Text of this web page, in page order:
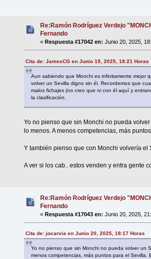
Re:Ramón Rodríguez Verdejo
Fernando
« Respuesta #17042 en: Junio 20, 2025,
Cita de: JamesCG en Junio 19, 2025, 18:21 Horas
Aun sabiendo que Monchi es infinitamente mejor
volver un Sevilla digno sin él. Recordemos que
malos fichajes (no creo que ni con él aquí y
la clasificación.
Yo no pienso que sin Monchi no pueda
lo menos. A menos competencias, más
Y también pienso que con Monchi volvería el
A ver si los cab.. estos venden y entra gente
Re:Ramón Rodríguez Verdejo
Fernando
«Respuesta #17043 en: Junio 20, 2025,
Cita de: jocarvia en Junio 20, 2025, 18:17 Horas
Yo no pienso que sin Monchi no pueda volver un
menos competencias, más puntos para el Sevilla.